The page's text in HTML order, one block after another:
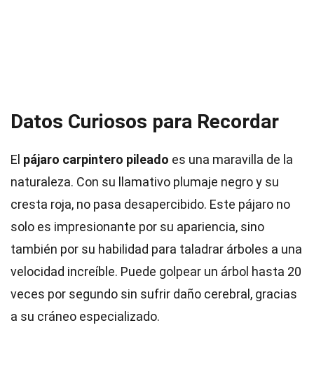
Datos Curiosos para Recordar
El pájaro carpintero pileado es una maravilla de la
naturaleza. Con su llamativo plumaje negro y su
cresta roja, no pasa desapercibido. Este pájaro no
solo es impresionante por su apariencia, sino
también por su habilidad para taladrar árboles a una
velocidad increíble. Puede golpear un árbol hasta 20
veces por segundo sin sufrir daño cerebral, gracias
a su cráneo especializado.